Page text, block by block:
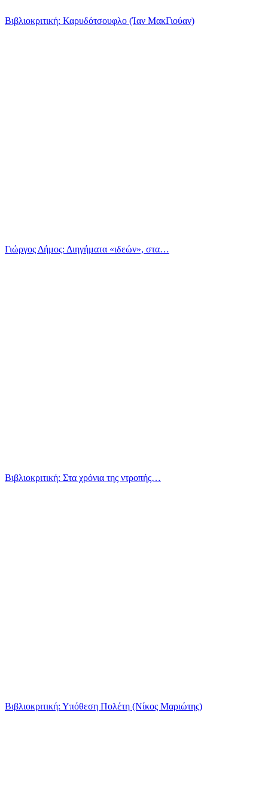
Βιβλιοκριτική: Καρυδότσουφλο (Ίαν ΜακΓιούαν)
Γιώργος Δήμος: Διηγήματα «ιδεών», στα…
Βιβλιοκριτική: Στα χρόνια της ντροπής…
Βιβλιοκριτική: Υπόθεση Πολέτη (Νίκος Μαριώτης)